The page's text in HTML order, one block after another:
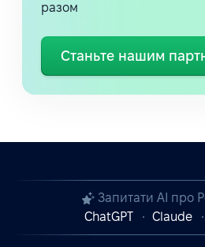
разом
Станьте нашим
Запитати AI про
ChatGPT
Claude